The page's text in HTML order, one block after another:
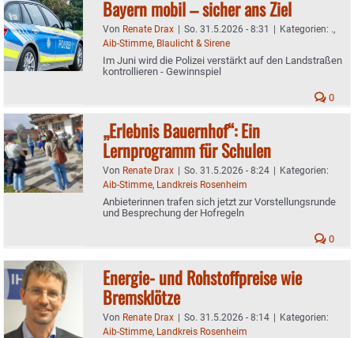
Bayern mobil – sicher ans Ziel
Von Renate Drax | So. 31.5.2026 - 8:31 | Kategorien: .,
Aib-Stimme, Blaulicht & Sirene
Im Juni wird die Polizei verstärkt auf den Landstraßen
kontrollieren - Gewinnspiel
0
„Erlebnis Bauernhof“: Ein
Lernprogramm für Schulen
Von Renate Drax | So. 31.5.2026 - 8:24 | Kategorien:
Aib-Stimme, Landkreis Rosenheim
Anbieterinnen trafen sich jetzt zur Vorstellungsrunde
und Besprechung der Hofregeln
0
Energie- und Rohstoffpreise wie
Bremsklötze
Von Renate Drax | So. 31.5.2026 - 8:14 | Kategorien:
Aib-Stimme, Landkreis Rosenheim